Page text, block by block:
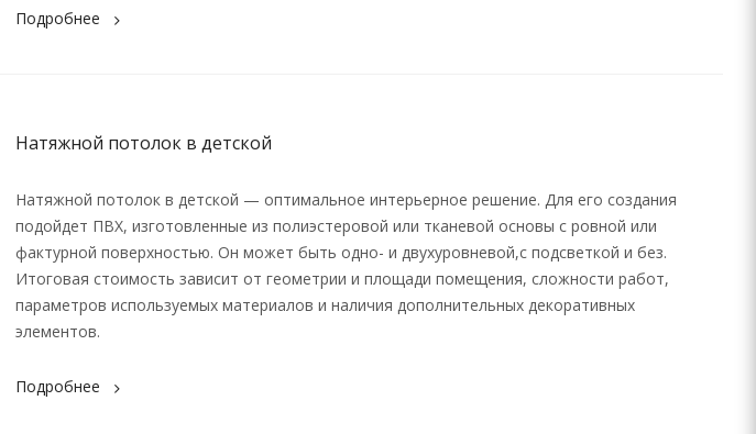
Подробнее
Натяжной потолок в детской
Натяжной потолок в детской — оптимальное интерьерное решение. Для его создания
подойдет ПВХ, изготовленные из полиэстеровой или тканевой основы с ровной или
фактурной поверхностью. Он может быть одно- и двухуровневой,с подсветкой и без.
Итоговая стоимость зависит от геометрии и площади помещения, сложности работ,
параметров используемых материалов и наличия дополнительных декоративных
элементов.
Подробнее